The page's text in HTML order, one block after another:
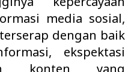
media sosial,
dengan baik
ekspektasi
konten yang